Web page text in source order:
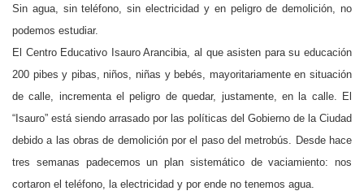
Sin agua, sin teléfono, sin electricidad y en peligro de demolición, no
podemos estudiar.
El Centro Educativo Isauro Arancibia, al que asisten para su educación
200 pibes y pibas, niños, niñas y bebés, mayoritariamente en situación
de calle, incrementa el peligro de quedar, justamente, en la calle. El
“Isauro” está siendo arrasado por las políticas del Gobierno de la Ciudad
debido a las obras de demolición por el paso del metrobús. Desde hace
tres semanas padecemos un plan sistemático de vaciamiento: nos
cortaron el teléfono, la electricidad y por ende no tenemos agua.